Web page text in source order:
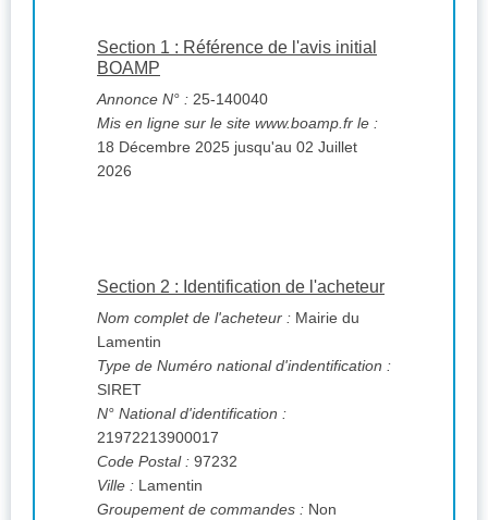
Section 1 : Référence de l'avis initial
BOAMP
Annonce N° : 25-140040
Mis en ligne sur le site www.boamp.fr le :
18 Décembre 2025 jusqu'au 02 Juillet
2026
Section 2 : Identification de l'acheteur
Nom complet de l'acheteur : Mairie du
Lamentin
Type de Numéro national d'indentification :
SIRET
N° National d'identification :
21972213900017
Code Postal : 97232
Ville : Lamentin
Groupement de commandes : Non